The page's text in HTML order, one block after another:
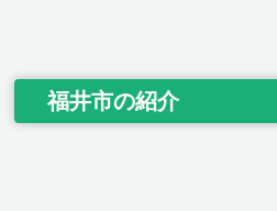
福井市の紹介